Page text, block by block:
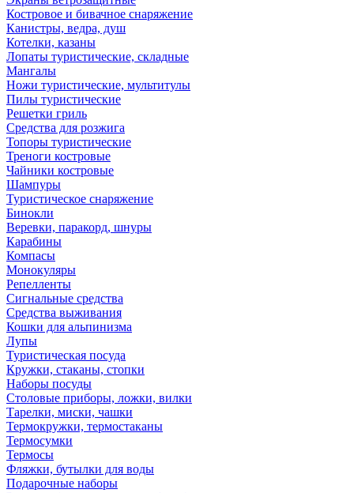
Костровое и бивачное снаряжение
Канистры, ведра, душ
Котелки, казаны
Лопаты туристические, складные
Мангалы
Ножи туристические, мультитулы
Пилы туристические
Решетки гриль
Средства для розжига
Топоры туристические
Треноги костровые
Чайники костровые
Шампуры
Туристическое снаряжение
Бинокли
Веревки, паракорд, шнуры
Карабины
Компасы
Монокуляры
Репелленты
Сигнальные средства
Средства выживания
Кошки для альпинизма
Лупы
Туристическая посуда
Кружки, стаканы, стопки
Наборы посуды
Столовые приборы, ложки, вилки
Тарелки, миски, чашки
Термокружки, термостаканы
Термосумки
Термосы
Фляжки, бутылки для воды
Подарочные наборы